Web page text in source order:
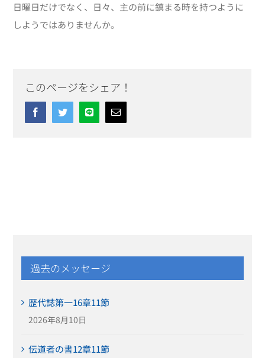
日曜日だけでなく、日々、主の前に鎮まる時を持つように
しようではありませんか。
このページをシェア！
FacebookTwitterLine Email
過去のメッセージ
歴代誌第一16章11節
2026年8月10日
伝道者の書12章11節